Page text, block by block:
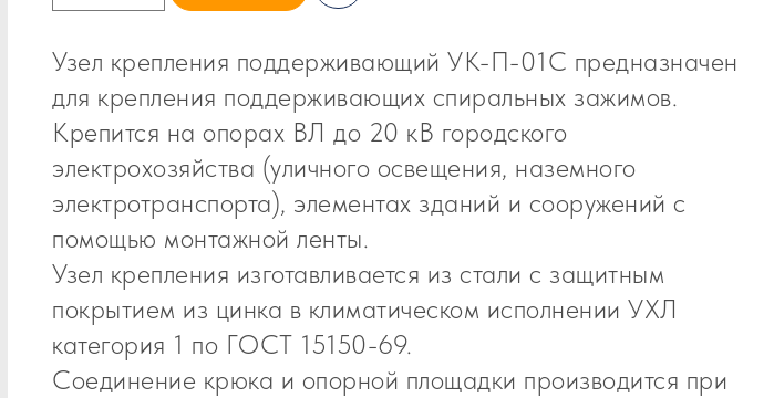
Узел крепления поддерживающий УК-П-01С предназначен
для крепления поддерживающих спиральных зажимов.
Крепится на опорах ВЛ до 20 кВ городского
электрохозяйства (уличного освещения, наземного
электротранспорта), элементах зданий и сооружений с
помощью монтажной ленты.
Узел крепления изготавливается из стали с защитным
покрытием из цинка в климатическом исполнении УХЛ
категория 1 по ГОСТ 15150-69.
Соединение крюка и опорной площадки производится при